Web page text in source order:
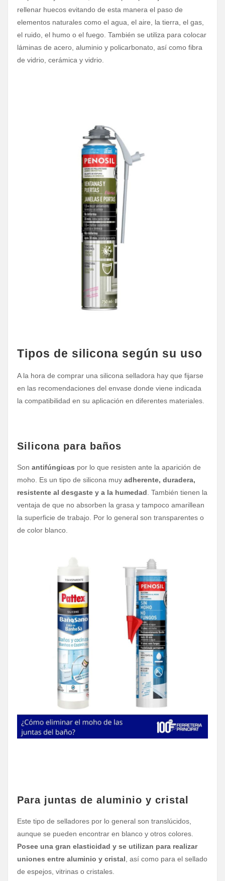
rellenar huecos evitando de esta manera el paso de
elementos naturales como el agua, el aire, la tierra, el gas,
el ruido, el humo o el fuego. También se utiliza para colocar
láminas de acero, aluminio y policarbonato, así como fibra
de vidrio, cerámica y vidrio.
Tipos de silicona según su uso
A la hora de comprar una silicona selladora hay que fijarse
en las recomendaciones del envase donde viene indicada
la compatibilidad en su aplicación en diferentes materiales.
Silicona para baños
Son antifúngicas por lo que resisten ante la aparición de
moho. Es un tipo de silicona muy adherente, duradera,
resistente al desgaste y a la humedad. También tienen la
ventaja de que no absorben la grasa y tampoco amarillean
la superficie de trabajo. Por lo general son transparentes o
de color blanco.
Para juntas de aluminio y cristal
Este tipo de selladores por lo general son translúcidos,
aunque se pueden encontrar en blanco y otros colores.
Posee una gran elasticidad y se utilizan para realizar
uniones entre aluminio y cristal , así como para el sellado
de espejos, vitrinas o cristales.